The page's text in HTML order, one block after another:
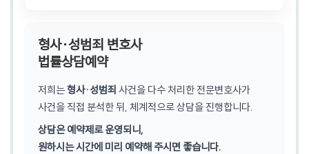
형사·성범죄 변호사
법률상담예약
저희는형사·성범죄 사건을 다수 처리한 전문변호사가
사건을 직접 분석한 뒤, 체계적으로 상담을 진행합니다.
상담은 예약제로 운영되니,
원하시는 시간에 미리 예약해 주시면 좋습니다.